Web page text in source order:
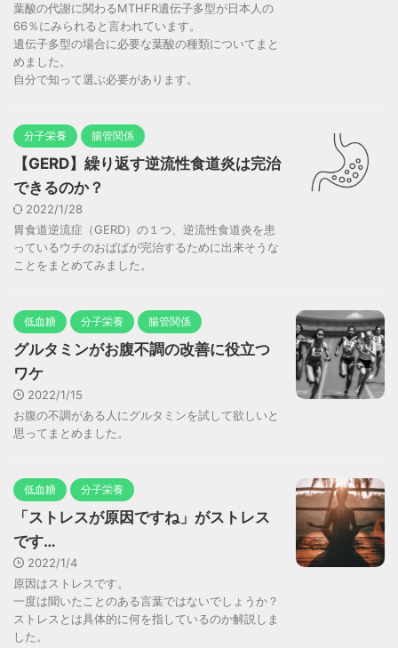
葉酸の代謝に関わるMTHFR遺伝子多型が日本人の
66％にみられると言われています。
遺伝子多型の場合に必要な葉酸の種類についてまと
めました。
自分で知って選ぶ必要があります。
分子栄養 腸管関係
【GERD】繰り返す逆流性食道炎は完治
できるのか？
2022/1/28
胃食道逆流症（GERD）の１つ、逆流性食道炎を患
っているウチのおばばが完治するために出来そうな
ことをまとめてみました。
低血糖 分子栄養 腸管関係
グルタミンがお腹不調の改善に役立つ
ワケ
2022/1/15
お腹の不調がある人にグルタミンを試して欲しいと
思ってまとめました。
低血糖 分子栄養
「ストレスが原因ですね」がストレス
です…
2022/1/4
原因はストレスです。
一度は聞いたことのある言葉ではないでしょうか？
ストレスとは具体的に何を指しているのか解説しま
した。